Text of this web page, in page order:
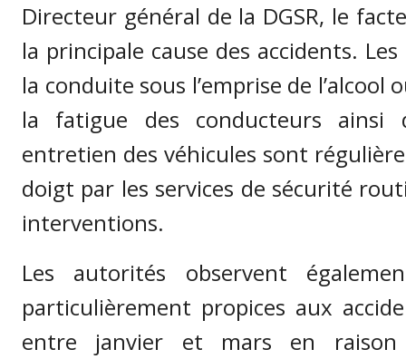
Directeur général de la DGSR, le
la principale cause des accidents.
la conduite sous l’emprise de l’alcool
la fatigue des conducteurs ainsi
entretien des véhicules sont
doigt par les services de sécurité
interventions.
Les autorités observent
particulièrement propices aux
entre janvier et mars en raison